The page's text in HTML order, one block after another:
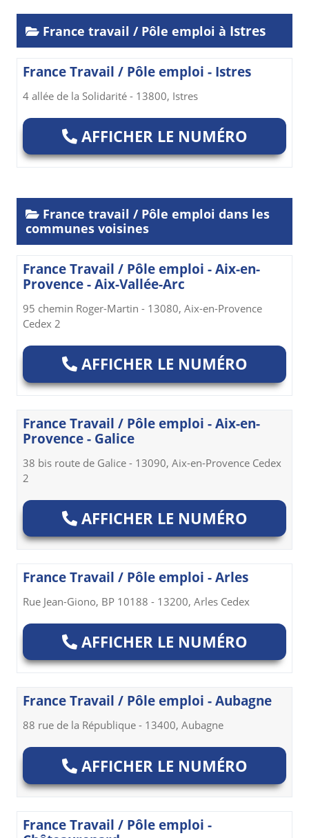
France travail / Pôle emploi à Istres
France Travail / Pôle emploi - Istres
4 allée de la Solidarité - 13800, Istres
AFFICHER LE NUMÉRO
France travail / Pôle emploi dans les
communes voisines
France Travail / Pôle emploi - Aix-en-
Provence - Aix-Vallée-Arc
95 chemin Roger-Martin - 13080, Aix-en-Provence
Cedex 2
AFFICHER LE NUMÉRO
France Travail / Pôle emploi - Aix-en-
Provence - Galice
38 bis route de Galice - 13090, Aix-en-Provence Cedex
2
AFFICHER LE NUMÉRO
France Travail / Pôle emploi - Arles
Rue Jean-Giono, BP 10188 - 13200, Arles Cedex
AFFICHER LE NUMÉRO
France Travail / Pôle emploi - Aubagne
88 rue de la République - 13400, Aubagne
AFFICHER LE NUMÉRO
France Travail / Pôle emploi -